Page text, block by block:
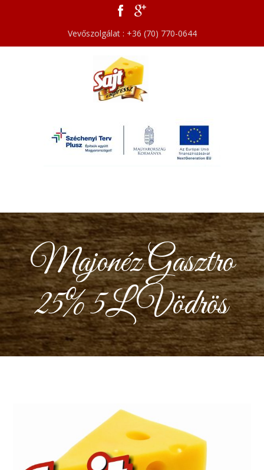
Vevőszolgálat : +36 (70) 770-0644
Majonéz Gasztro
25% 5L Vödrös